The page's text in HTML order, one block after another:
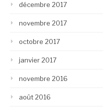
décembre 2017
novembre 2017
octobre 2017
janvier 2017
novembre 2016
août 2016